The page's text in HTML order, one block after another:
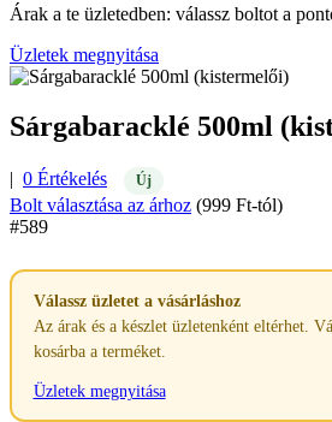
Árak a te üzletedben: válassz boltot a
Üzletek megnyitása
Sárgabaracklé 500ml
| 0 Értékelés Új
Bolt választása az árhoz (999 Ft-tól)
#589
Válassz üzletet a vásárláshoz
Az árak és a készlet üzletenként eltérhet.
kosárba a terméket.
Üzletek megnyitása